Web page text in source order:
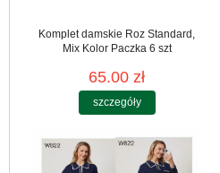
Komplet damskie Roz Standard,
Mix Kolor Paczka 6 szt
65.00 zł
szczegóły